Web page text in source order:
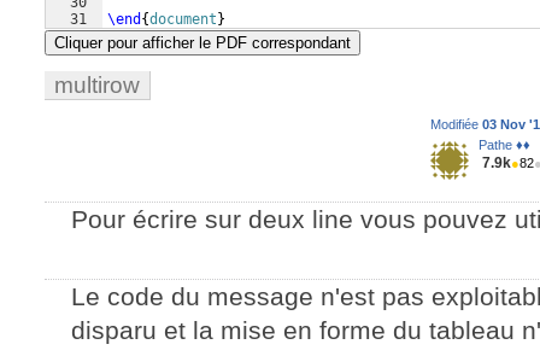
31
\end {document }
Cliquer pour afficher le PDF correspondant
multirow
Modifiée 03 Nov
Pathe ♦♦
7.9k●82
Pour écrire sur deux line vous pouvez
Le code du message n'est pas
disparu et la mise en forme du tableau